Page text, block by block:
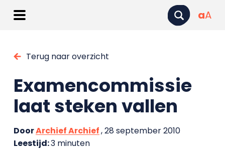
aA
Terug naar overzicht
Examencommissie
laat steken vallen
DoorArchief Archief, 28 september 2010
Leestijd:3 minuten